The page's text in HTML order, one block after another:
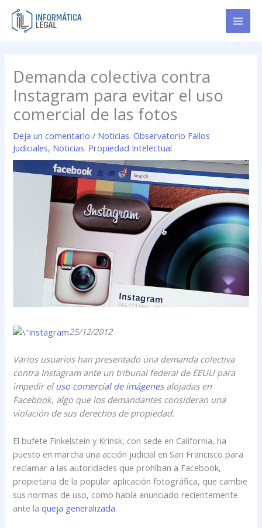
contenido
Demanda colectiva contra
Instagram para evitar el uso
comercial de las fotos
Deja un comentario / Noticias. Observatorio Fallos
Judiciales, Noticias. Propiedad Intelectual
25/12/2012
Varios usuarios han presentado una demanda colectiva
contra Instagram ante un tribunal federal de EEUU para
impedir el uso comercial de imágenesalojadas en
Facebook, algo que los demandantes consideran una
violación de sus derechos de propiedad.
El bufete Finkelstein y Krinsk, con sede en California, ha
puesto en marcha una acción judicial en San Francisco para
reclamar a las autoridades que prohíban a Facebook,
propietaria de la popular aplicación fotográfica, que cambie
sus normas de uso, como había anunciado recientemente
ante laqueja generalizada.